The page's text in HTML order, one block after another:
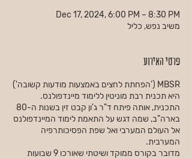
Dec 17, 2024, 6:00 PM – 8:30 PM
משיב נפש, כליל
פרטי האירוע
MBSR ('הפחתת לחצים באמצעות מודעות קשובה')
היא תכנית רבת מוניטין ללימוד מיינדפולנס.
התכנית, אותה פיתח ד"ר ג'ון קבט זין בשנות ה-80
בארה"ב, שמה דגש על התאמת לימוד המיינדפולנס
אל העולם המערבי ואל שפת הפסיכותרפיה
המערבית.
מדובר בקורס ממוקד ושיטתי שאורכו 9 שבועות